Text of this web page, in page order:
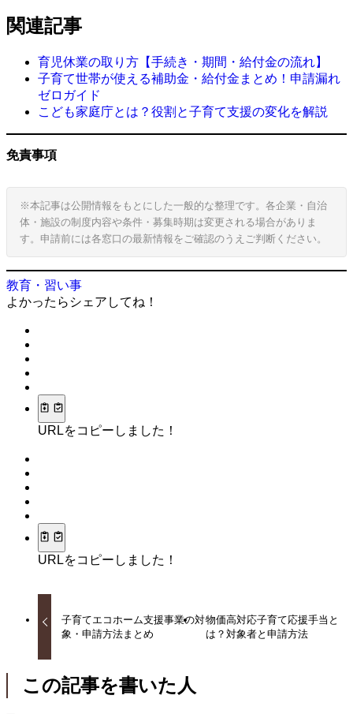
関連記事
育児休業の取り方【手続き・期間・給付金の流れ】
子育て世帯が使える補助金・給付金まとめ！申請漏れ
ゼロガイド
こども家庭庁とは？役割と子育て支援の変化を解説
免責事項
※本記事は公開情報をもとにした一般的な整理です。各企業・自治
体・施設の制度内容や条件・募集時期は変更される場合がありま
す。申請前には各窓口の最新情報をご確認のうえご判断ください。
教育・習い事
よかったらシェアしてね！
URLをコピーしました！
URLをコピーしました！
子育てエコホーム支援事業の対
象・申請方法まとめ
物価高対応子育て応援手当と
は？対象者と申請方法
この記事を書いた人